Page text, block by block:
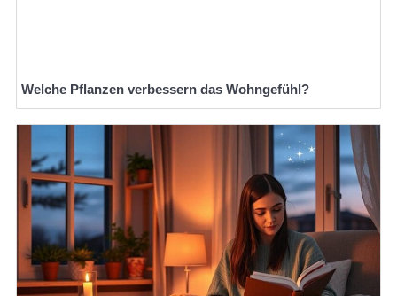
Welche Pflanzen verbessern das Wohngefühl?